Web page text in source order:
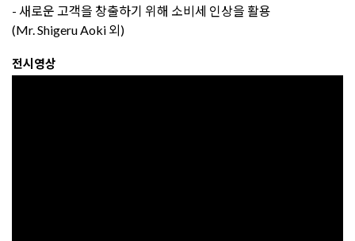
- 새로운 고객을 창출하기 위해 소비세 인상을 활용
(Mr. Shigeru Aoki 외)
전시영상